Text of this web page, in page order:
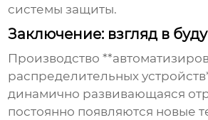
системы защиты.
Заключение: взгляд в
Производство
распределительных
динамично развивающаяся
постоянно появляются новые